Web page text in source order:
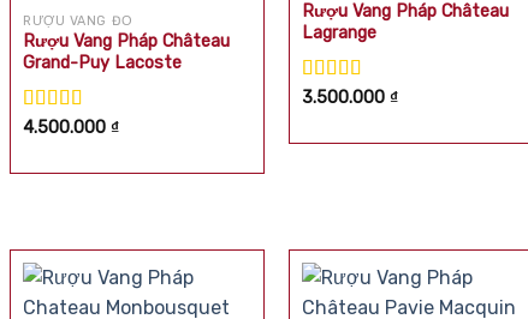
RƯỢU VANG ĐỎ
Rượu Vang Pháp Château
Grand-Puy Lacoste
Được xếp
4.500.000₫
Rượu Vang Pháp Château
Lagrange
Được xếp
3.500.000₫